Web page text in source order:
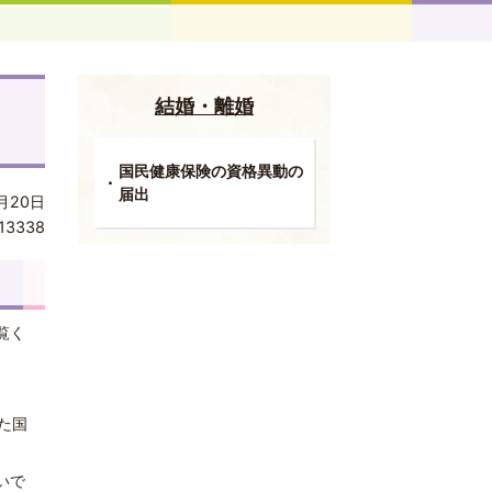
20日
く
国
で
結婚・離婚
国民健康保険の資格異動の
届出